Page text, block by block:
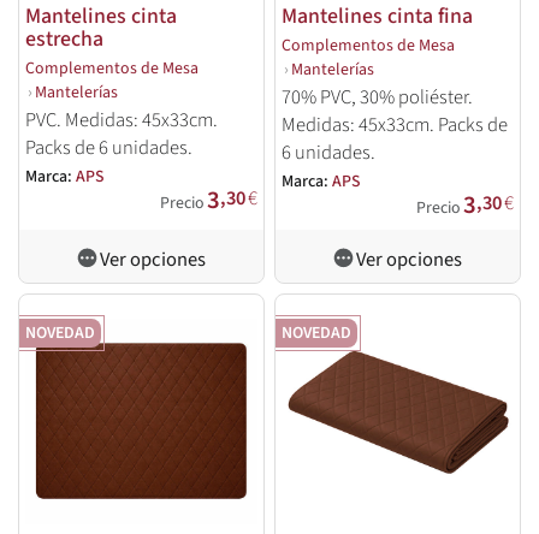
Mantelines cinta
estrecha
Complementos de Mesa
› Mantelerías
PVC. Medidas: 45x33cm.
Packs de 6 unidades.
Marca: APS
Precio3,30€
Ver opciones
Mantelines cinta fina
Complementos de Mesa
› Mantelerías
70% PVC, 30% poliéster.
Medidas: 45x33cm. Packs de
6 unidades.
Marca: APS
Precio3,30€
Ver opciones
NOVEDAD NOVEDAD